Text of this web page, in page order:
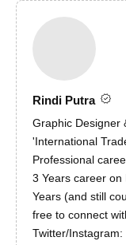
Rindi Putra
Graphic Designer
'International
Professional
3 Years career
Years (and still
free to connect
Twitter/Instagram: